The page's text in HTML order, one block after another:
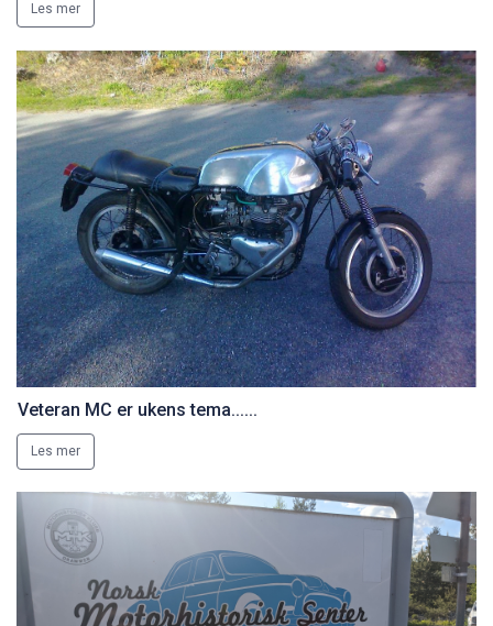
Les mer
Veteran MC er ukens tema......
Les mer